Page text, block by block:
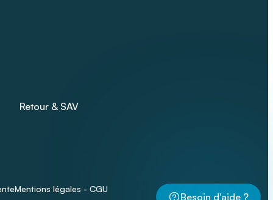
Retour & SAV
Mentions légales - CGU
Besoin d'aide ?